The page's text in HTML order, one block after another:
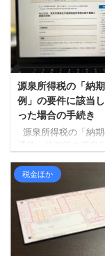
源泉所得税の「納
例」の要件に該当
った場合の手続き
源泉所得税の「納期
税）は、預かった翌
でに納付するのが原
ています。 従業員が
所であれば、給与は
しているでしょうか
的には毎月10日まで
税金ほか